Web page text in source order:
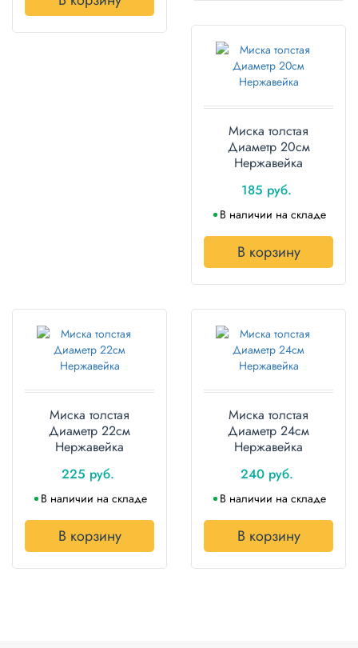
Миска толстая
Диаметр 20см
Нержавейка
185 руб.
В наличии на складе
В корзину
Миска толстая
Диаметр 22см
Нержавейка
225 руб.
В наличии на складе
В корзину
Миска толстая
Диаметр 24см
Нержавейка
240 руб.
В наличии на складе
В корзину